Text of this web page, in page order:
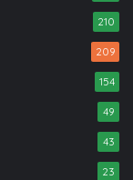
210
209
154
49
43
23